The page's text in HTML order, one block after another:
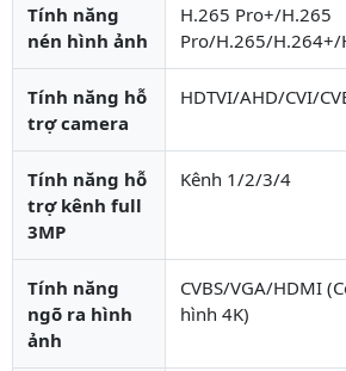
Tính năng
nén hình ảnh
H.265 Pro+/H.265
Pro/H.265/H.264+/
Tính năng hỗ
trợ camera
HDTVI/AHD/CVI/
Tính năng hỗ
trợ kênh full
3MP
Kênh 1/2/3/4
Tính năng
ngõ ra hình
ảnh
CVBS/VGA/HDMI
hình 4K)